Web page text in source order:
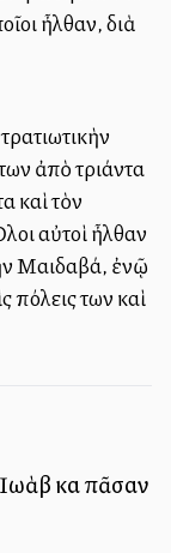
ἦλθαν, διὰ
ἀπὸ τριάντα
καὶ τὸν
αὐτοὶ ἦλθαν
Μαιδαβά, ἐνῷ
πόλεις των καὶ
καὶ πᾶσαν